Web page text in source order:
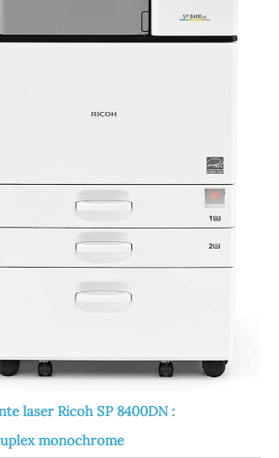
laser Ricoh SP 8400DN :
monochrome